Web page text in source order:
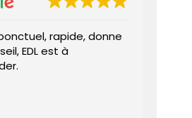
rapide, donne
EDL est à